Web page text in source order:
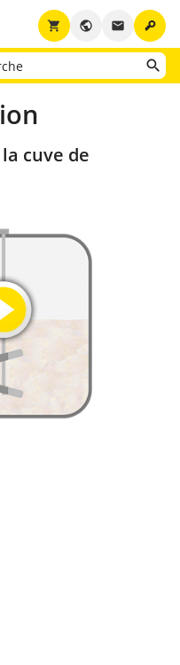
key
email
public
shopping_cart
cuve de